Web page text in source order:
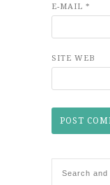
E-MAIL *
SITE WEB